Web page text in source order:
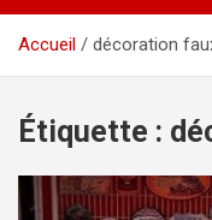
Accueil décoration
Étiquette :